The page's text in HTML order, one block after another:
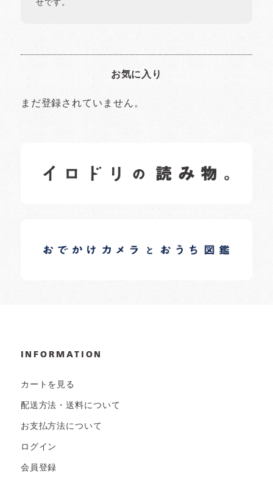
せです。
お気に入り
まだ登録されていません。
日常の様子など随時更新中です。
日常の様子など随時更新中です。
INFORMATION
カートを見る
配送方法・送料について
お支払方法について
ログイン
会員登録